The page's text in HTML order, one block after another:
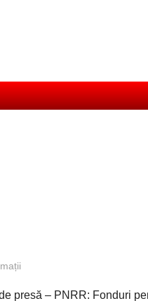
presă – PNRR: Fonduri